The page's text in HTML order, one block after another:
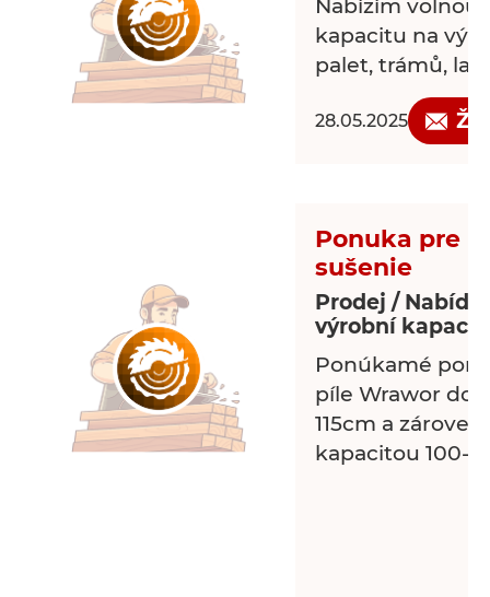
Nabízím volnou
kapacitu na
palet, trámů,
28.05.2025
Ponuka pre
sušenie
Prodej /
výrobní
Ponúkamé
píle Wrawor do
115cm a
kapacitou 100-